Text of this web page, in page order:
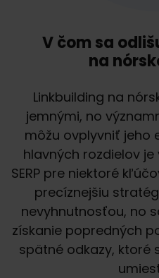
V čom sa
na
Linkbuilding na
jemnými, no
môžu ovplyvniť jeho
hlavných rozdielov
SERP pre niektoré
precíznejšiu
nevyhnutnosťou, no
získanie popredných
spätné odkazy, ktoré